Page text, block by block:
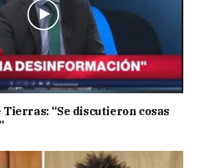
Tierras: “Se discutieron cosas